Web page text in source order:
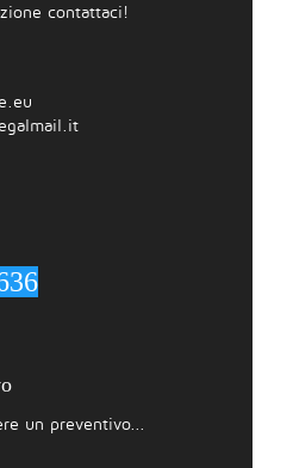
contattaci!
un preventivo...